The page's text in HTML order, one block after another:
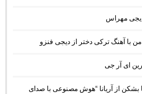
با آهنگ ترکی دختر از دیجی فنزو
ای آر جی
بشکن از آریانا “هوش مصنوعی با صدای